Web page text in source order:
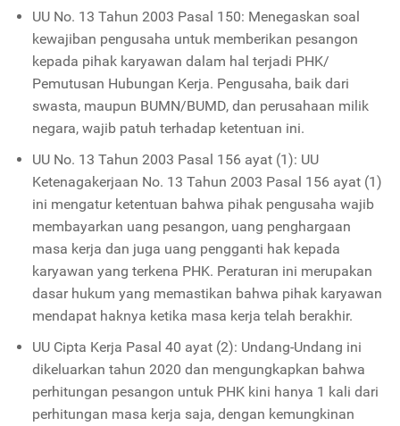
UU No. 13 Tahun 2003 Pasal 150: Menegaskan soal
kewajiban pengusaha untuk memberikan pesangon
kepada pihak karyawan dalam hal terjadi PHK/
Pemutusan Hubungan Kerja. Pengusaha, baik dari
swasta, maupun BUMN/BUMD, dan perusahaan milik
negara, wajib patuh terhadap ketentuan ini.
UU No. 13 Tahun 2003 Pasal 156 ayat (1): UU
Ketenagakerjaan No. 13 Tahun 2003 Pasal 156 ayat (1)
ini mengatur ketentuan bahwa pihak pengusaha wajib
membayarkan uang pesangon, uang penghargaan
masa kerja dan juga uang pengganti hak kepada
karyawan yang terkena PHK. Peraturan ini merupakan
dasar hukum yang memastikan bahwa pihak karyawan
mendapat haknya ketika masa kerja telah berakhir.
UU Cipta Kerja Pasal 40 ayat (2): Undang-Undang ini
dikeluarkan tahun 2020 dan mengungkapkan bahwa
perhitungan pesangon untuk PHK kini hanya 1 kali dari
perhitungan masa kerja saja, dengan kemungkinan